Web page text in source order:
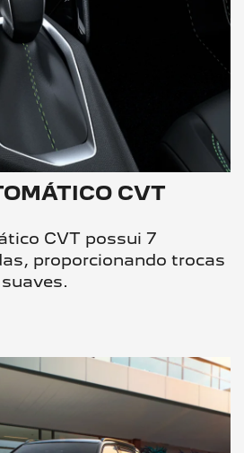
CVT
CVT possui 7
proporcionando trocas